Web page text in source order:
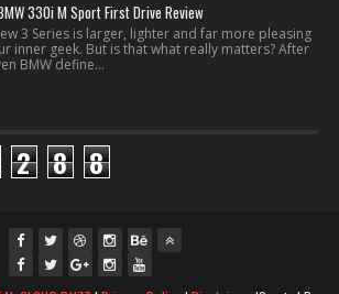
330i M Sport First Drive Review
3 Series is larger, lighter and far more pleasing
inner geek. But is that what really matters? After
BMW define...
2 8 8
fac twi gpl ins you